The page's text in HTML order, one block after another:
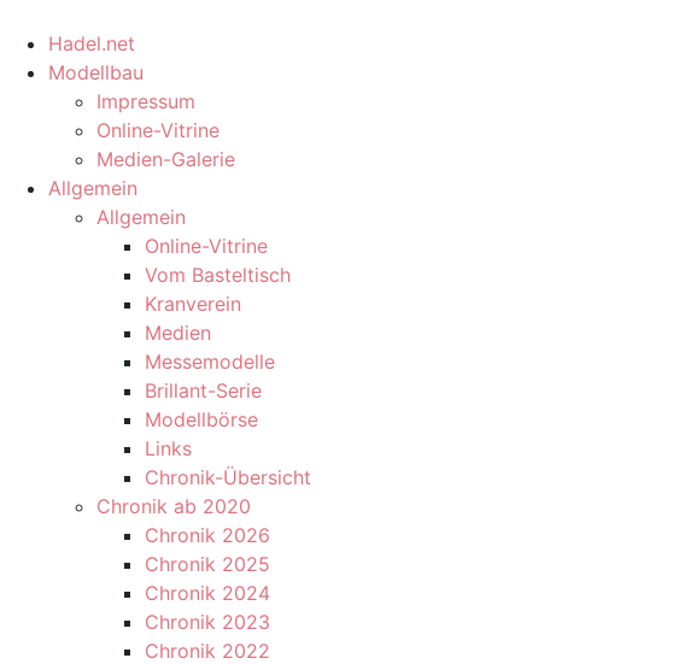
Hadel.net
Modellbau
Impressum
Online-Vitrine
Medien-Galerie
Allgemein
Allgemein
Online-Vitrine
Vom Basteltisch
Kranverein
Medien
Messemodelle
Brillant-Serie
Modellbörse
Links
Chronik-Übersicht
Chronik ab 2020
Chronik 2026
Chronik 2025
Chronik 2024
Chronik 2023
Chronik 2022